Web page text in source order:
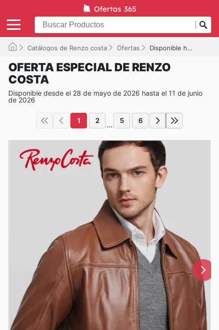
Catálogos de Renzo costa Ofertas Disponible hasta el 11/06/2026
OFERTA ESPECIAL DE RENZO
COSTA
Disponible desde el 28 de mayo de 2026 hasta el 11 de junio
de 2026
1 2 ... 5 6